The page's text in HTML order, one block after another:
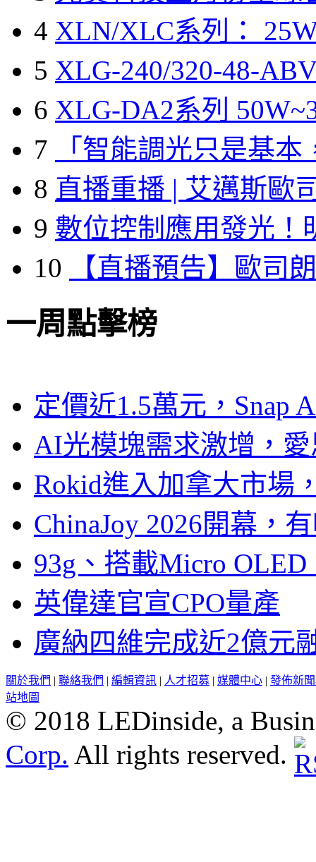
4 XLN/XLC系列：
5 XLG-240/320-48-
6 XLG-DA2系列
7
「智能調光只是基本
8 直播重播 | 艾邁斯歐
9 數位控制應用發光！
10
【直播預告】歐司
一周點擊榜
定價近1.5萬元，Snap
AI光模塊需求激增，
Rokid進入加拿大市場
ChinaJoy 2026開幕，
93g、搭載Micro
英偉達官宣CPO量產
廣納四維完成近2億元
關於我們 | 聯絡我們 | 編輯資訊 | 人才招募 | 媒體中心 | 發佈新
站地圖
© 2018 LEDinside, a
Corp. All rights reserved.